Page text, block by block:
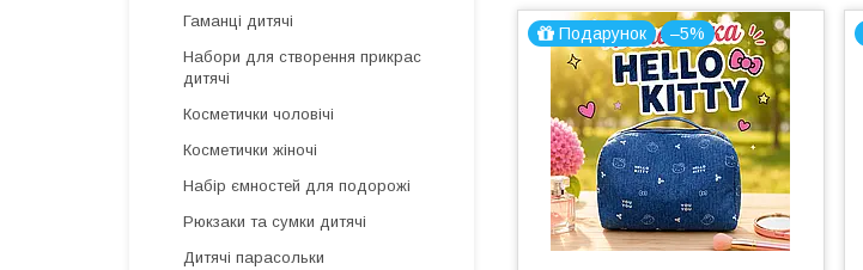
Подарунок –5%
Гаманці дитячі
Набори для створення прикрас
дитячі
Косметички чоловічі
Косметички жіночі
Набір ємностей для подорожі
Рюкзаки та сумки дитячі
Дитячі парасольки